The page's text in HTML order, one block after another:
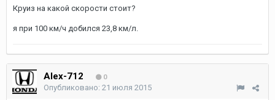
Круиз на какой скорости стоит?
я при 100 км/ч добился 23,8 км/л.
Alex-712 0
Опубликовано: 21 июля 2015